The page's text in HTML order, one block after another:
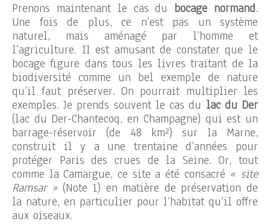
Prenons maintenant le cas du bocage normand.
Une fois de plus, ce n’est pas un système
naturel, mais aménagé par l’homme et
l’agriculture. Il est amusant de constater que le
bocage figure dans tous les livres traitant de la
biodiversité comme un bel exemple de nature
qu’il faut préserver. On pourrait multiplier les
exemples. Je prends souvent le cas du lac du Der
(lac du Der-Chantecoq, en Champagne) qui est un
barrage-réservoir (de 48 km²) sur la Marne,
construit il y a une trentaine d’années pour
protéger Paris des crues de la Seine. Or, tout
comme la Camargue, ce site a été consacré « site
Ramsar »(Note 1) en matière de préservation de
la nature, en particulier pour l’habitat qu’il offre
aux oiseaux.